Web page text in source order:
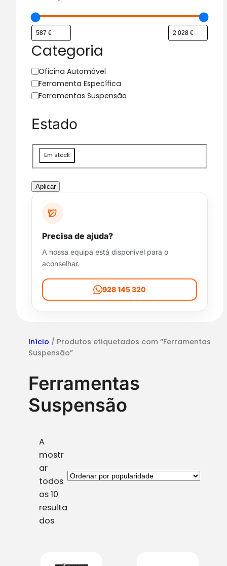
Categoria
C
a
t
o
Oficina Automóvel
Ferramenta Específica
Ferramentas Suspensão
Estado
i
p
b
a
d
e
Em stock
Aplicar
Precisa de ajuda?
A nossa equipa está disponível para o
aconselhar.
928 145 320
Início / Produtos etiquetados com “Ferramentas
Suspensão”
Ferramentas
Suspensão
A
mostr
ar
todos
os 10
resulta
dosO